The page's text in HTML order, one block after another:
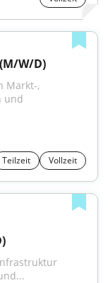
W/D)
Markt-,
und
Teilzeit Vollzeit